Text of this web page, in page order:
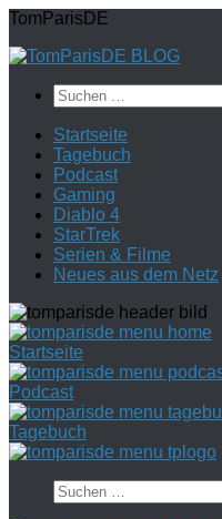
Zum
springen
TomParisDE
Suchen
nach:
Startseite
Tagebuch
Podcast
Gaming
Diablo 4
StarTrek
Serien & Filme
Neues aus dem Netz
Startseite
Podcast
Tagebuch
Suchen
nach: